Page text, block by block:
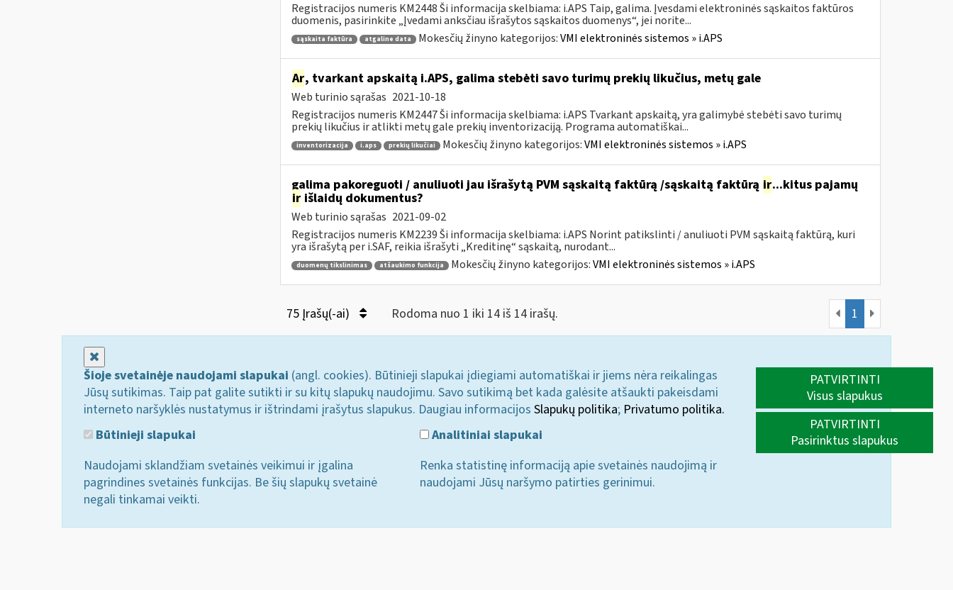
Registracijos numeris KM2448 Ši informacija skelbiama: i.APS Taip, galima. Įvesdami elektroninės sąskaitos faktūros
duomenis, pasirinkite „Įvedami anksčiau išrašytos sąskaitos duomenys“, jei norite...
sąskaita faktūra atgaline data Mokesčių žinyno kategorijos:VMI elektroninės sistemos » i.APS
Ar, tvarkant apskaitą i.APS, galima stebėti savo turimų prekių likučius, metų gale
Web turinio sąrašas 2021-10-18
Registracijos numeris KM2447 Ši informacija skelbiama: i.APS Tvarkant apskaitą, yra galimybė stebėti savo turimų
prekių likučius ir atlikti metų gale prekių inventorizaciją. Programa automatiškai...
inventorizacija i.aps prekių likučiai Mokesčių žinyno kategorijos:VMI elektroninės sistemos » i.APS
galima pakoreguoti / anuliuoti jau išrašytą PVM sąskaitą faktūrą /sąskaitą faktūrą ir...kitus pajamų
irišlaidų dokumentus?
Web turinio sąrašas 2021-09-02
Registracijos numeris KM2239 Ši informacija skelbiama: i.APS Norint patikslinti / anuliuoti PVM sąskaitą faktūrą, kuri
yra išrašytą per i.SAF, reikia išrašyti „Kreditinę“ sąskaitą, nurodant...
duomenų tikslinimas atšaukimo funkcija Mokesčių žinyno kategorijos:VMI elektroninės sistemos » i.APS
75 Įrašų(-ai) Rodoma nuo 1 iki 14 iš 14 irašų. 1
Šioje svetainėje naudojami slapukai (angl. cookies). Būtinieji slapukai įdiegiami automatiškai ir jiems nėra reikalingas
Jūsų sutikimas. Taip pat galite sutikti ir su kitų slapukų naudojimu. Savo sutikimą bet kada galėsite atšaukti pakeisdami
interneto naršyklės nustatymus ir ištrindami įrašytus slapukus. Daugiau informacijos Slapukų politika; Privatumo politika.
Būtinieji slapukai
Naudojami sklandžiam svetainės veikimui ir įgalina
pagrindines svetainės funkcijas. Be šių slapukų svetainė
negali tinkamai veikti.
Analitiniai slapukai
Renka statistinę informaciją apie svetainės naudojimą ir
naudojami Jūsų naršymo patirties gerinimui.
PATVIRTINTI
Visus slapukus
PATVIRTINTI
Pasirinktus slapukus